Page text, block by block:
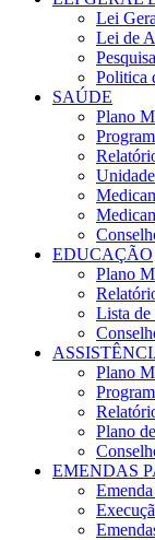
Lei
Lei de
Politica
SAÚDE
Plano
EDUCAÇÃO
Plano
Lista de
Plano
Plano
EMENDAS